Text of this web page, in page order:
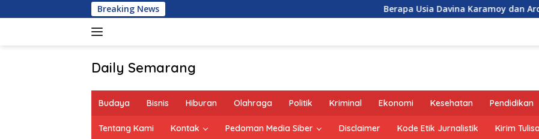
to
Breaking News Berapa Usia Davina Karamoy dan Ardhito
Daily Semarang
Hari
Informasi
Budaya Bisnis Hiburan Olahraga Politik Kriminal Ekonomi Kesehatan Pendidikan
Tentang Kami Kontak Pedoman Media Siber Disclaimer Kode Etik Jurnalistik Kirim